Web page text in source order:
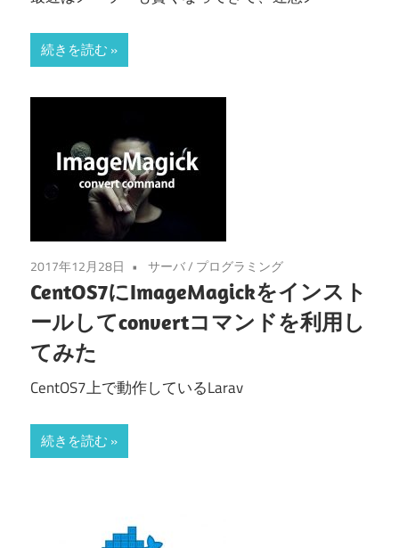
続きを読む
2017年12月28日 サーバ/ プログラミング
CentOS7にImageMagickをインスト
ールしてconvertコマンドを利用し
てみた
CentOS7上で動作しているLarav
続きを読む